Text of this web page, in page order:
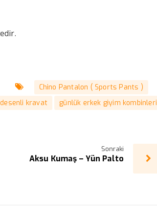
Chino Pantalon ( Sports Pants )
kravat
günlük erkek giyim kombinleri
Sonraki
Aksu Kumaş – Yün Palto